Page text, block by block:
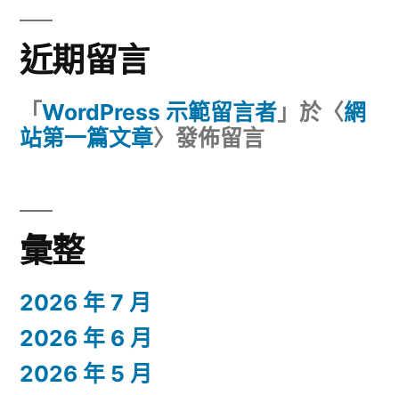
近期留言
「 WordPress 示範留言者 」於〈網
站第一篇文章〉發佈留言
彙整
2026 年 7 月
2026 年 6 月
2026 年 5 月